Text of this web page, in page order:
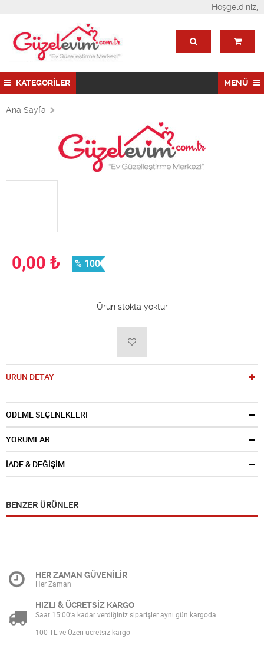
Hoşgeldiniz,
KATEGORİLER MENÜ
Ana Sayfa
0,00 ₺ % 100
Ürün stokta yoktur
ÜRÜN DETAY
ÖDEME SEÇENEKLERİ
YORUMLAR
İADE & DEĞİŞİM
BENZER ÜRÜNLER
HER ZAMAN GÜVENİLİR
Her Zaman
HIZLI & ÜCRETSİZ KARGO
Saat 15:00’a kadar verdiğiniz siparişler aynı gün kargoda.
100 TL ve Üzeri ücretsiz kargo